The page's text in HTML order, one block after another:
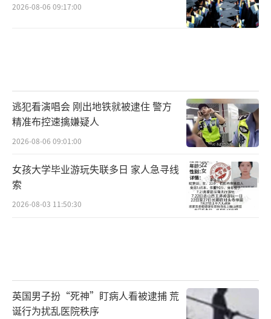
2026-08-06 09:17:00
逃犯看演唱会 刚出地铁就被逮住 警方
精准布控速擒嫌疑人
2026-08-06 09:01:00
女孩大学毕业游玩失联多日 家人急寻线
索
2026-08-03 11:50:30
英国男子扮“死神”盯病人看被逮捕 荒
诞行为扰乱医院秩序